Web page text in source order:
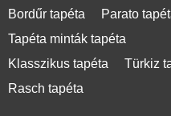
Bordűr tapéta
Parato
Tapéta minták tapéta
Klasszikus tapéta
Türkiz
Rasch tapéta